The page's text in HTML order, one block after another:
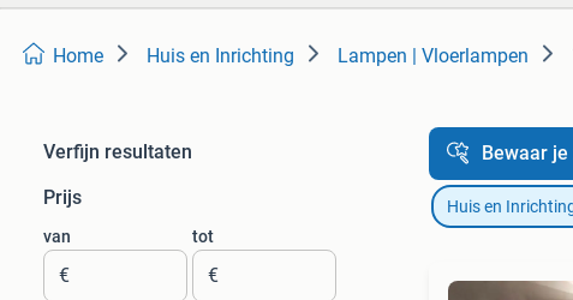
Home Huis en Inrichting Lampen | Vloerlampen
Verfijn resultaten
Prijs
van
€
tot
€
Bewaar
Huis en